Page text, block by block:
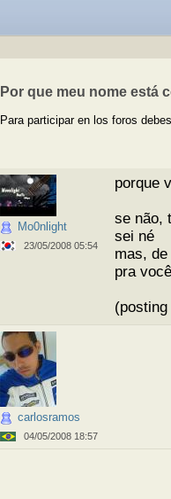
Por que meu nome está
Para participar en los foros
Mo0nlight
23/05/2008 05:54
porque
se não,
sei né
mas,
pra
carlosramos
04/05/2008 18:57